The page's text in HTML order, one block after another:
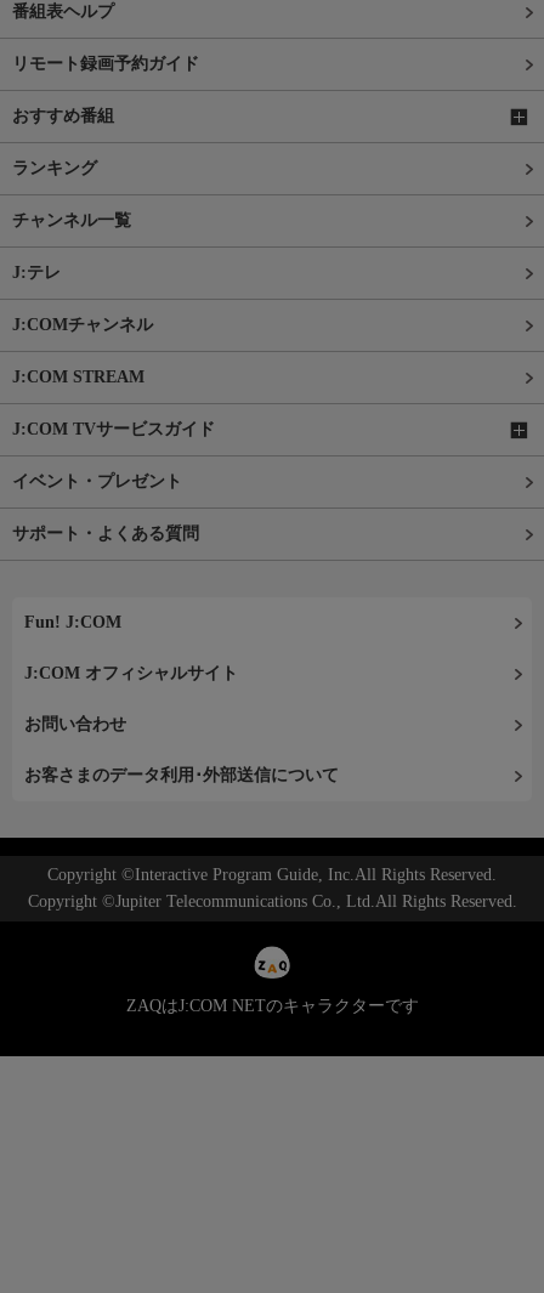
番組表ヘルプ
リモート録画予約ガイド
おすすめ番組
ランキング
チャンネル一覧
J:テレ
J:COMチャンネル
J:COM STREAM
J:COM TVサービスガイド
イベント・プレゼント
サポート・よくある質問
Fun! J:COM
J:COM オフィシャルサイト
お問い合わせ
お客さまのデータ利用･外部送信について
Copyright ©Interactive Program Guide, Inc.All Rights Reserved.
Copyright ©Jupiter Telecommunications Co., Ltd.All Rights Reserved.
ZAQはJ:COM NETのキャラクターです